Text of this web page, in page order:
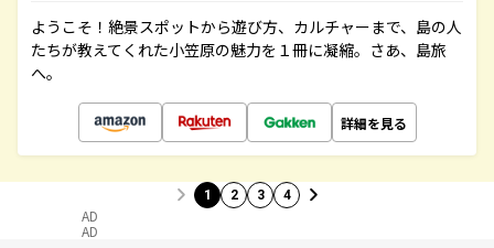
ようこそ！絶景スポットから遊び方、カルチャーまで、島の人
たちが教えてくれた小笠原の魅力を１冊に凝縮。さあ、島旅
へ。
詳細を見る
1 2 3 4
AD
AD